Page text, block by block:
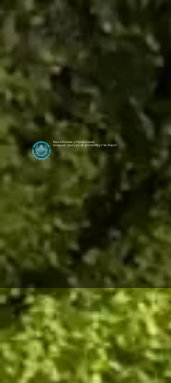
[newyear_garland]
Басейнове управління
водних ресурсів річок Прут та Сірет